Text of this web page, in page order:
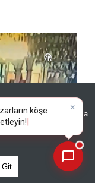
ve GDPR kapsamında
Metnimizi
Git
durdu, yılların